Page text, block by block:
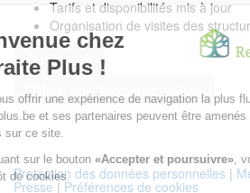
Tarifs et disponibilités mis à jour
Organisation de visites des
démarrer
Obtenir une liste personnalisee
Protection des données personnelles |
Presse | Préférences de cookies